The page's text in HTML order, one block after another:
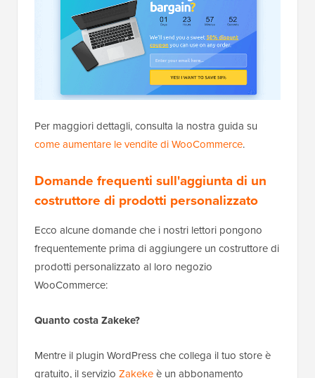
Per maggiori dettagli, consulta la nostra guida su
come aumentare le vendite di WooCommerce.
Domande frequenti sull'aggiunta di un
costruttore di prodotti personalizzato
Ecco alcune domande che i nostri lettori pongono
frequentemente prima di aggiungere un costruttore di
prodotti personalizzato al loro negozio
WooCommerce:
Quanto costa Zakeke?
Mentre il plugin WordPress che collega il tuo store è
gratuito, il servizio Zakekeè un abbonamento